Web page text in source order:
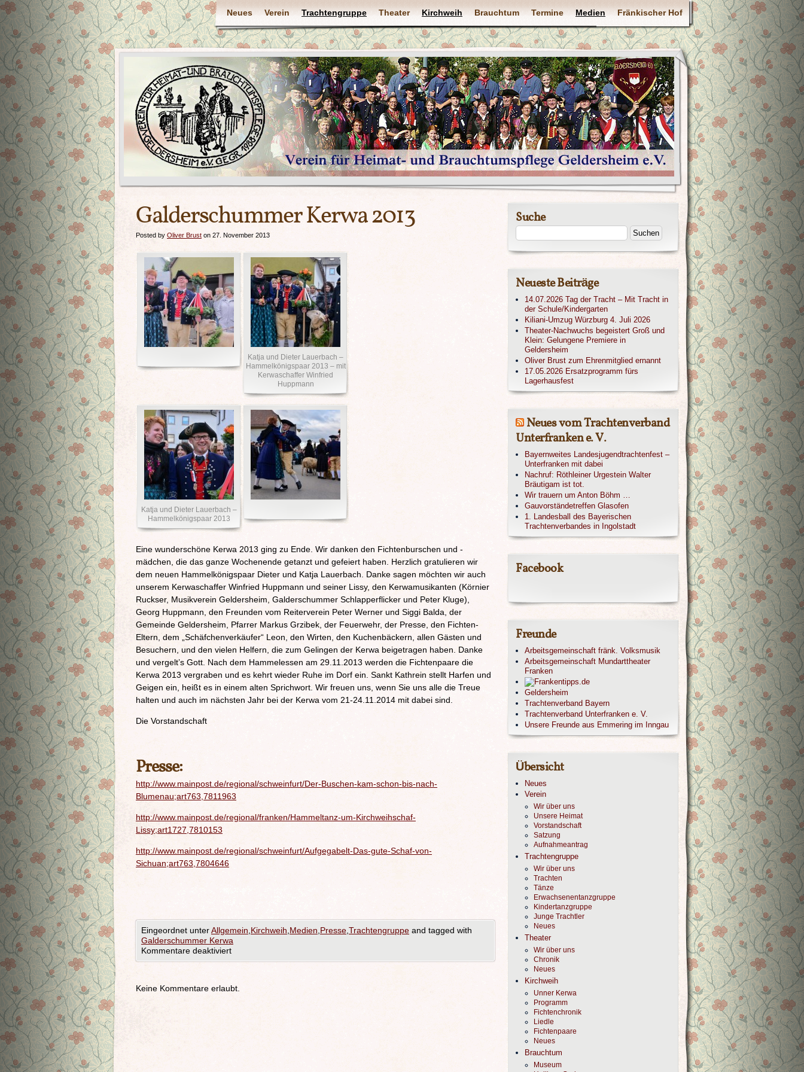
Neues Verein Trachtengruppe Theater Kirchweih Brauchtum Termine Medien Fränkischer Hof
Galderschummer Kerwa 2013
Posted by Oliver Brust on 27. November 2013
Katja und Dieter Lauerbach –
Hammelkönigspaar 2013 – mit
Kerwaschaffer Winfried
Huppmann
Katja und Dieter Lauerbach –
Hammelkönigspaar 2013
Eine wunderschöne Kerwa 2013 ging zu Ende. Wir danken den Fichtenburschen und -
mädchen, die das ganze Wochenende getanzt und gefeiert haben. Herzlich gratulieren wir
dem neuen Hammelkönigspaar Dieter und Katja Lauerbach. Danke sagen möchten wir auch
unserem Kerwaschaffer Winfried Huppmann und seiner Lissy, den Kerwamusikanten (Körnier
Ruckser, Musikverein Geldersheim, Galderschummer Schlapperflicker und Peter Kluge),
Georg Huppmann, den Freunden vom Reiterverein Peter Werner und Siggi Balda, der
Gemeinde Geldersheim, Pfarrer Markus Grzibek, der Feuerwehr, der Presse, den Fichten-
Eltern, dem „Schäfchenverkäufer“ Leon, den Wirten, den Kuchenbäckern, allen Gästen und
Besuchern, und den vielen Helfern, die zum Gelingen der Kerwa beigetragen haben. Danke
und vergelt’s Gott. Nach dem Hammelessen am 29.11.2013 werden die Fichtenpaare die
Kerwa 2013 vergraben und es kehrt wieder Ruhe im Dorf ein. Sankt Kathrein stellt Harfen und
Geigen ein, heißt es in einem alten Sprichwort. Wir freuen uns, wenn Sie uns alle die Treue
halten und auch im nächsten Jahr bei der Kerwa vom 21-24.11.2014 mit dabei sind.
Die Vorstandschaft
Presse:
http://www.mainpost.de/regional/schweinfurt/Der-Buschen-kam-schon-bis-nach-
Blumenau;art763,7811963
http://www.mainpost.de/regional/franken/Hammeltanz-um-Kirchweihschaf-
Lissy;art1727,7810153
http://www.mainpost.de/regional/schweinfurt/Aufgegabelt-Das-gute-Schaf-von-
Sichuan;art763,7804646
Eingeordnet unterAllgemein Kirchweih Medien Presse Trachtengruppe and tagged with
Galderschummer Kerwa
Kommentare deaktiviert
Keine Kommentare erlaubt.
Suche
Neueste Beiträge
14.07.2026 Tag der Tracht – Mit Tracht in
der Schule/Kindergarten
Kiliani-Umzug Würzburg 4. Juli 2026
Theater-Nachwuchs begeistert Groß und
Klein: Gelungene Premiere in
Geldersheim
Oliver Brust zum Ehrenmitglied ernannt
17.05.2026 Ersatzprogramm fürs
Lagerhausfest
Neues vom Trachtenverband
Unterfranken e. V.
Bayernweites Landesjugendtrachtenfest –
Unterfranken mit dabei
Nachruf: Röthleiner Urgestein Walter
Bräutigam ist tot.
Wir trauern um Anton Böhm …
Gauvorständetreffen Glasofen
1. Landesball des Bayerischen
Trachtenverbandes in Ingolstadt
Facebook
Freunde
Arbeitsgemeinschaft fränk. Volksmusik
Arbeitsgemeinschaft Mundarttheater
Franken
Geldersheim
Trachtenverband Bayern
Trachtenverband Unterfranken e. V.
Unsere Freunde aus Emmering im Inngau
Übersicht
Neues
Verein
Wir über uns
Unsere Heimat
Vorstandschaft
Satzung
Aufnahmeantrag
Trachtengruppe
Wir über uns
Trachten
Tänze
Erwachsenentanzgruppe
Kindertanzgruppe
Junge Trachtler
Neues
Theater
Wir über uns
Chronik
Neues
Kirchweih
Unner Kerwa
Programm
Fichtenchronik
Liedle
Fichtenpaare
Neues
Brauchtum
Museum